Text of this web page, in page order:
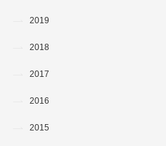
2019
2018
2017
2016
2015